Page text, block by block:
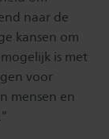
naar de
kansen om
is met
voor
mensen en